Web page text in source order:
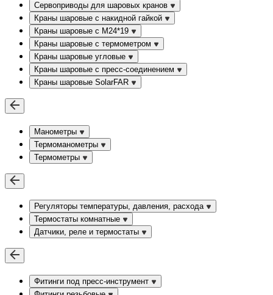
Сервоприводы для шаровых кранов
Краны шаровые с накидной гайкой
Краны шаровые с М24*19
Краны шаровые с термометром
Краны шаровые угловые
Краны шаровые c пресс-соединением
Краны шаровые SolarFAR
Манометры
Термоманометры
Термометры
Регуляторы температуры, давления, расхода
Термостаты комнатные
Датчики, реле и термостаты
Фитинги под пресс-инструмент